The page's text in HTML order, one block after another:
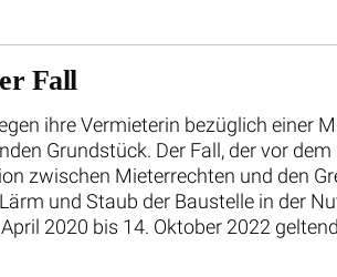
Fall
ihre Vermieterin bezüglich einer
Grundstück. Der Fall, der vor
zwischen Mieterrechten und den
und Staub der Baustelle in der
2020 bis 14. Oktober 2022